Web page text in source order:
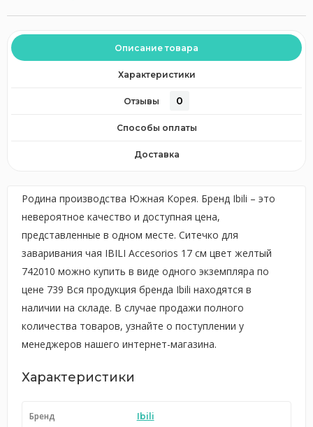
Описание товара
Характеристики
Отзывы 0
Способы оплаты
Доставка
Родина производства Южная Корея. Бренд Ibili – это
невероятное качество и доступная цена,
представленные в одном месте. Ситечко для
заваривания чая IBILI Accesorios 17 см цвет желтый
742010 можно купить в виде одного экземпляра по
цене 739 Вся продукция бренда Ibili находятся в
наличии на складе. В случае продажи полного
количества товаров, узнайте о поступлении у
менеджеров нашего интернет-магазина.
Характеристики
Бренд Ibili